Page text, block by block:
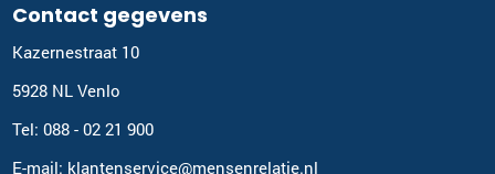
Contact gegevens
Kazernestraat 10
5928 NL Venlo
Tel: 088 - 02 21 900
E-mail: klantenservice@mensenrelatie.nl